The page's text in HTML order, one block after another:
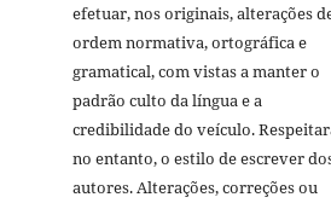
efetuar, nos originais, alterações
ordem normativa, ortográfica e
gramatical, com vistas a manter o
padrão culto da língua e a
credibilidade do veículo.
no entanto, o estilo de escrever
autores. Alterações, correções ou